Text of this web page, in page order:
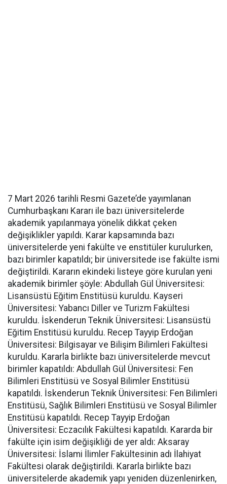
7 Mart 2026 tarihli Resmi Gazete’de yayımlanan
Cumhurbaşkanı Kararı ile bazı üniversitelerde
akademik yapılanmaya yönelik dikkat çeken
değişiklikler yapıldı. Karar kapsamında bazı
üniversitelerde yeni fakülte ve enstitüler kurulurken,
bazı birimler kapatıldı; bir üniversitede ise fakülte ismi
değiştirildi. Kararın ekindeki listeye göre kurulan yeni
akademik birimler şöyle: Abdullah Gül Üniversitesi:
Lisansüstü Eğitim Enstitüsü kuruldu. Kayseri
Üniversitesi: Yabancı Diller ve Turizm Fakültesi
kuruldu. İskenderun Teknik Üniversitesi: Lisansüstü
Eğitim Enstitüsü kuruldu. Recep Tayyip Erdoğan
Üniversitesi: Bilgisayar ve Bilişim Bilimleri Fakültesi
kuruldu. Kararla birlikte bazı üniversitelerde mevcut
birimler kapatıldı: Abdullah Gül Üniversitesi: Fen
Bilimleri Enstitüsü ve Sosyal Bilimler Enstitüsü
kapatıldı. İskenderun Teknik Üniversitesi: Fen Bilimleri
Enstitüsü, Sağlık Bilimleri Enstitüsü ve Sosyal Bilimler
Enstitüsü kapatıldı. Recep Tayyip Erdoğan
Üniversitesi: Eczacılık Fakültesi kapatıldı. Kararda bir
fakülte için isim değişikliği de yer aldı: Aksaray
Üniversitesi: İslami İlimler Fakültesinin adı İlahiyat
Fakültesi olarak değiştirildi. Kararla birlikte bazı
üniversitelerde akademik yapı yeniden düzenlenirken,